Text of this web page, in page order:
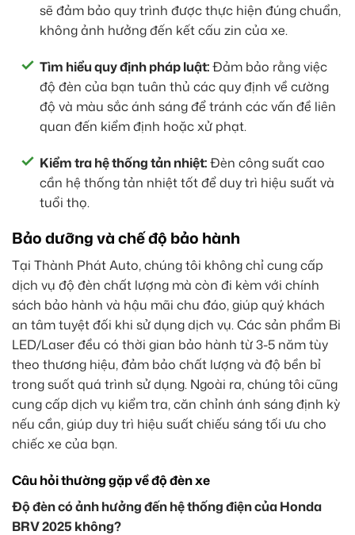
sẽ đảm bảo quy trình được thực hiện đúng chuẩn,
không ảnh hưởng đến kết cấu zin của xe.
Tìm hiểu quy định pháp luật:Đảm bảo rằng việc
độ đèn của bạn tuân thủ các quy định về cường
độ và màu sắc ánh sáng để tránh các vấn đề liên
quan đến kiểm định hoặc xử phạt.
Kiểm tra hệ thống tản nhiệt:Đèn công suất cao
cần hệ thống tản nhiệt tốt để duy trì hiệu suất và
tuổi thọ.
Bảo dưỡng và chế độ bảo hành
Tại Thành Phát Auto, chúng tôi không chỉ cung cấp
dịch vụ độ đèn chất lượng mà còn đi kèm với chính
sách bảo hành và hậu mãi chu đáo, giúp quý khách
an tâm tuyệt đối khi sử dụng dịch vụ. Các sản phẩm Bi
LED/Laser đều có thời gian bảo hành từ 3-5 năm tùy
theo thương hiệu, đảm bảo chất lượng và độ bền bỉ
trong suốt quá trình sử dụng. Ngoài ra, chúng tôi cũng
cung cấp dịch vụ kiểm tra, căn chỉnh ánh sáng định kỳ
nếu cần, giúp duy trì hiệu suất chiếu sáng tối ưu cho
chiếc xe của bạn.
Câu hỏi thường gặp về độ đèn xe
Độ đèn có ảnh hưởng đến hệ thống điện của Honda
BRV 2025 không?